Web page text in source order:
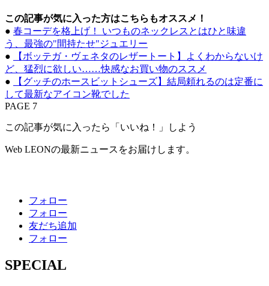
この記事が気に入った方はこちらもオススメ！
● 春コーデを格上げ！ いつものネックレスとはひと味違
う、最強の"間持たせ"ジュエリー
●
【ボッテガ・ヴェネタのレザートート】よくわからないけ
ど、猛烈に欲しい……快感なお買い物のススメ
●
【グッチのホースビットシューズ】結局頼れるのは定番に
して最新なアイコン靴でした
PAGE 7
この記事が気に入ったら「いいね！」しよう
Web LEONの最新ニュースをお届けします。
フォロー
フォロー
友だち追加
フォロー
SPECIAL